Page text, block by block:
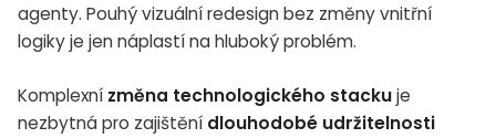
agenty. Pouhý vizuální redesign bez změny vnitřní
logiky je jen náplastí na hluboký problém.
Komplexní změna technologického stackuje
nezbytná pro zajištění dlouhodobé udržitelnosti